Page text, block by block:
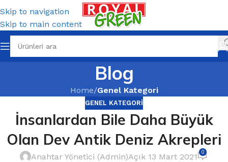
Skip to navigation
Skip to main content
Blog
Home/Genel Kategori
GENEL KATEGORI
İnsanlardan Bile Daha Büyük
Olan Dev Antik Deniz Akrepleri
Anahtar Yönetici (Admin)Açık 13 Mart 2021 0